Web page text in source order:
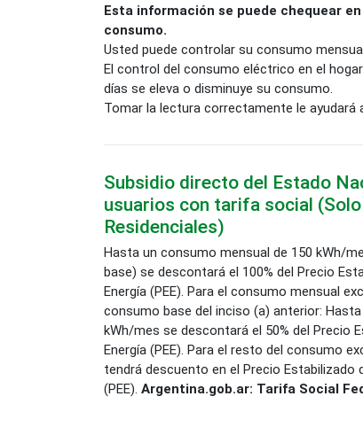
Esta información se puede chequear
consumo.
Usted puede controlar su consumo
El control del consumo eléctrico en el
días se eleva o disminuye su consumo.
Tomar la lectura correctamente le
Subsidio directo del Estado
usuarios con tarifa social (Solo
Residenciales)
Hasta un consumo mensual de 150 kWh/
base) se descontará el 100% del Precio
Energía (PEE). Para el consumo mensual
consumo base del inciso (a) anterior:
kWh/mes se descontará el 50% del Precio
Energía (PEE). Para el resto del consumo
tendrá descuento en el Precio Estabilizado
(PEE). Argentina.gob.ar: Tarifa Social